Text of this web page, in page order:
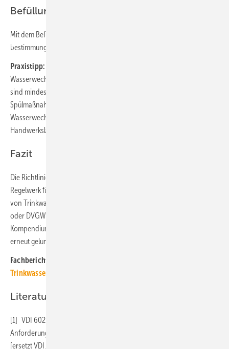
Befüllung
Mit dem Befüllen der Trinkwasser-Installation muss der
bestimmungsgemäße Betrieb beginnen (5.4.3.3.).
Praxistipp:
Wasserwechsel verantwortlich. In einem Krankenhaus mit 800 Betten
sind mindestens 3 Mitarbeiter an 5 Tagen je Woche nur für
Spülmaßnahmen von Hand im Einsatz. Mit SWS lassen sich auch diese
Wasserwechsel automatisiert umsetzen. Seine Mitarbeiter kann der
Handwerksbetrieb dann fachgerechter einsetzen.
Fazit
Die Richtlinie VDI 6023 Blatt 1 ist weiterhin das maßgebliche
Regelwerk für hygienerelevante Aspekte bei Planung, Bau und Betrieb
von Trinkwasser-Installationen. Sie hatte nie den Anspruch, das DIN-
oder DVGW-Regelwerk zu ersetzen, sondern den Praktikern ein
Kompendium der Trinkwasserhygiene zur Verfügung zu stellen. Dies ist
erneut gelungen.
Fachberichte mit ähnlichen Themen bündelt das
Trinkwasserhygiene
Literatur
[1] VDI 6023 Blatt 1 Hygiene in Trinkwasser-Installationen –
Anforderungen an Planung, Ausführung, Betrieb und Instandhaltung
[ersetzt VDI / DVGW 6023:2013-04]. Berlin: Beuth Verlag, September